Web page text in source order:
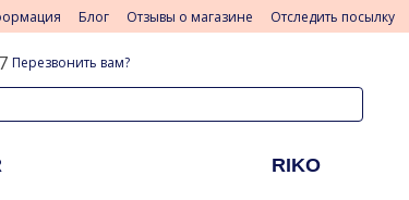
Блог Отзывы о магазине Отследить посылку
Перезвонить вам?
RIKO